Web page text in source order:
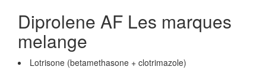
Diprolene AF Les marques
melange
Lotrisone (betamethasone + clotrimazole)